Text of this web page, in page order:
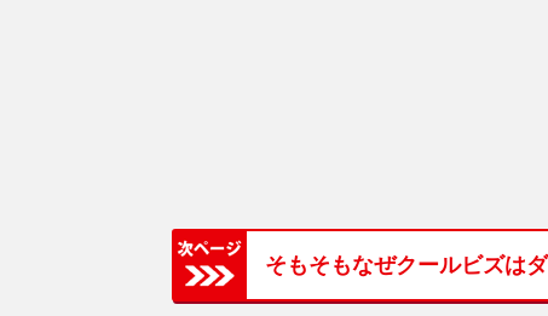
そもそもなぜクールビズは